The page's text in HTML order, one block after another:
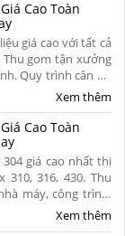
Cao Toàn
giá cao với tất cả
Thu gom tận xưởng
Quy trình cân đo
hồng cao. Liên hệ
Xem thêm
Cao Toàn
giá cao nhất thị
316, 430. Thu
máy, công trình.
toán nhanh. Hoa
Xem thêm